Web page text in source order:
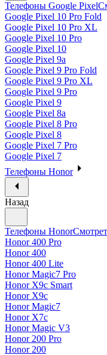
Телефоны Google Pixel
Google Pixel 10 Pro Fold
Google Pixel 10 Pro XL
Google Pixel 10 Pro
Google Pixel 10
Google Pixel 9a
Google Pixel 9 Pro Fold
Google Pixel 9 Pro XL
Google Pixel 9 Pro
Google Pixel 9
Google Pixel 8a
Google Pixel 8 Pro
Google Pixel 8
Google Pixel 7 Pro
Google Pixel 7
Телефоны Honor
Назад
Телефоны Honor
Honor 400 Pro
Honor 400
Honor 400 Lite
Honor Magic7 Pro
Honor X9c Smart
Honor X9c
Honor Magic7
Honor X7c
Honor Magic V3
Honor 200 Pro
Honor 200